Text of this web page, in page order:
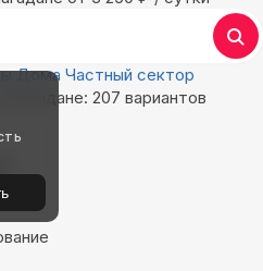
Дома Частный сектор
Магадане: 207 вариантов